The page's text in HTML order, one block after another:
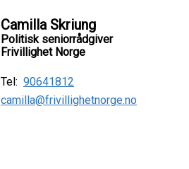
Camilla Skriung
Politisk seniorrådgiver
Frivillighet Norge
Tel: 90641812
camilla@frivillighetnorge.no